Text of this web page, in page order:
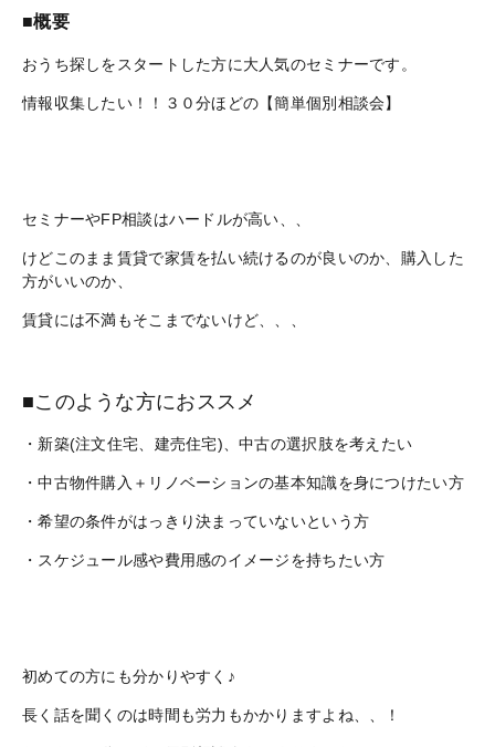
■概要
おうち探しをスタートした方に大人気のセミナーです。
情報収集したい！！３０分ほどの【簡単個別相談会】
セミナーやFP相談はハードルが高い、、
けどこのまま賃貸で家賃を払い続けるのが良いのか、購入した
方がいいのか、
賃貸には不満もそこまでないけど、、、
■このような方におススメ
・新築(注文住宅、建売住宅)、中古の選択肢を考えたい
・中古物件購入＋リノベーションの基本知識を身につけたい方
・希望の条件がはっきり決まっていないという方
・スケジュール感や費用感のイメージを持ちたい方
初めての方にも分かりやすく♪
長く話を聞くのは時間も労力もかかりますよね、、！